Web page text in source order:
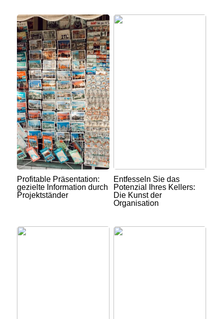
Profitable Präsentation:
gezielte Information durch
Projektständer
Entfesseln Sie das
Potenzial Ihres Kellers:
Die Kunst der
Organisation